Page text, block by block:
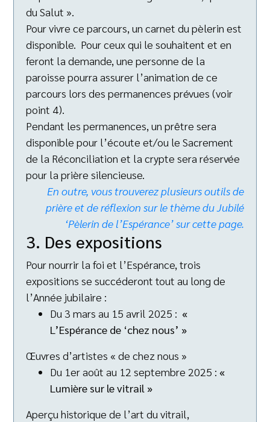
du Salut ».
Pour vivre ce parcours, un carnet du pèlerin est
disponible. Pour ceux qui le souhaitent et en
feront la demande, une personne de la
paroisse pourra assurer l’animation de ce
parcours lors des permanences prévues (voir
point 4).
Pendant les permanences, un prêtre sera
disponible pour l’écoute et/ou le Sacrement
de la Réconciliation et la crypte sera réservée
pour la prière silencieuse.
En outre, vous trouverez plusieurs outils de
prière et de réflexion sur le thème du Jubilé
‘Pèlerin de l’Espérance’ sur cette page.
3. Des expositions
Pour nourrir la foi et l’Espérance, trois
expositions se succéderont tout au long de
l’Année jubilaire :
Du 3 mars au 15 avril 2025 :«
L’Espérance de ‘chez nous’ »
Œuvres d’artistes « de chez nous »
Du 1er août au 12 septembre 2025 :«
Lumière sur le vitrail »
Aperçu historique de l’art du vitrail,